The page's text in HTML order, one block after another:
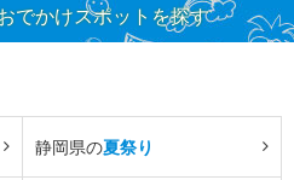
でかけスポットを探す
静岡県の夏祭り